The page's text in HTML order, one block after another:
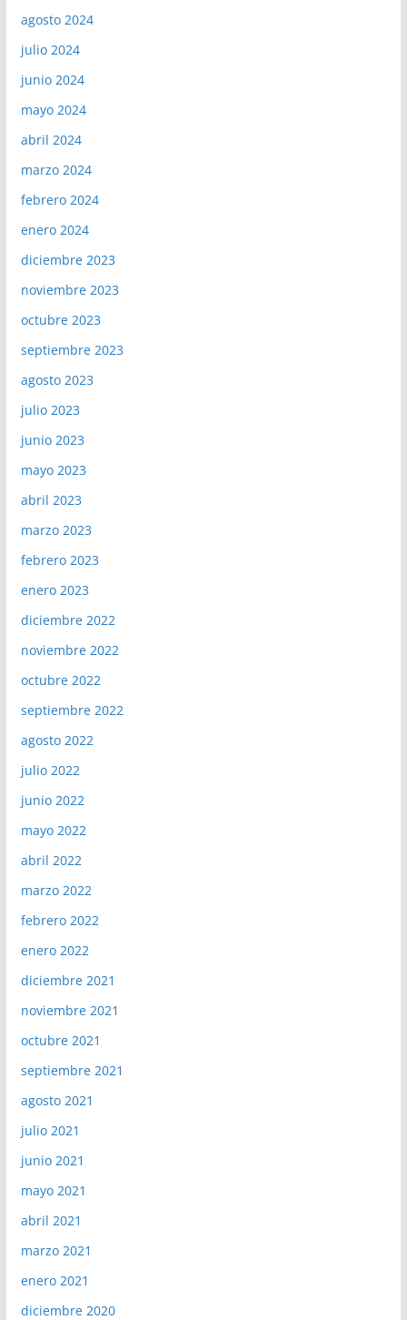
agosto 2024
julio 2024
junio 2024
mayo 2024
abril 2024
marzo 2024
febrero 2024
enero 2024
diciembre 2023
noviembre 2023
octubre 2023
septiembre 2023
agosto 2023
julio 2023
junio 2023
mayo 2023
abril 2023
marzo 2023
febrero 2023
enero 2023
diciembre 2022
noviembre 2022
octubre 2022
septiembre 2022
agosto 2022
julio 2022
junio 2022
mayo 2022
abril 2022
marzo 2022
febrero 2022
enero 2022
diciembre 2021
noviembre 2021
octubre 2021
septiembre 2021
agosto 2021
julio 2021
junio 2021
mayo 2021
abril 2021
marzo 2021
enero 2021
diciembre 2020